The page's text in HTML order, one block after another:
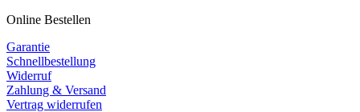
Online Bestellen
Garantie
Schnellbestellung
Widerruf
Zahlung & Versand
Vertrag widerrufen